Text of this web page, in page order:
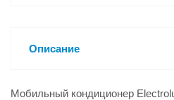
Описание
Мобильный кондиционер